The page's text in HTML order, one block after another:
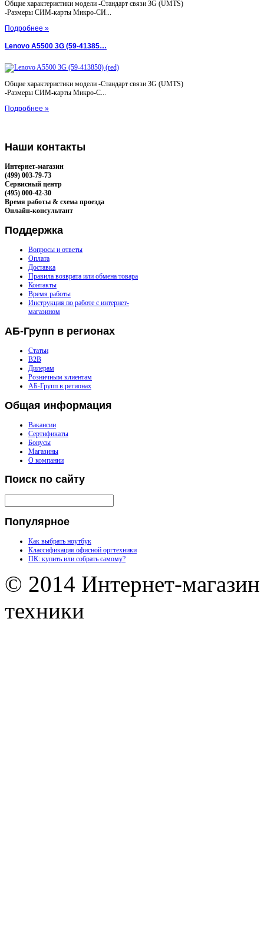
Общие характеристики модели -Стандарт связи 3G (UMTS)
-Размеры СИМ-карты Микро-СИ...
Подробнее »
Lenovo A5500 3G (59-41385…
Общие характеристики модели -Стандарт связи 3G (UMTS)
-Размеры СИМ-карты Микро-С...
Подробнее »
Наши контакты
Интернет-магазин
(499) 003-79-73
Сервисный центр
(495) 000-42-30
Время работы & схема проезда
Онлайн-консультант
Поддержка
Вопросы и ответы
Оплата
Доставка
Правила возврата или обмена товара
Контакты
Время работы
Инструкция по работе с интернет-
магазином
АБ-Групп в регионах
Статьи
B2B
Дилерам
Розничным клиентам
АБ-Групп в регионах
Общая информация
Вакансии
Сертификаты
Бонусы
Магазины
О компании
Поиск по сайту
Популярное
Как выбрать ноутбук
Классификация офисной оргтехники
ПК: купить или собрать самому?
© 2014 Интернет-
техники